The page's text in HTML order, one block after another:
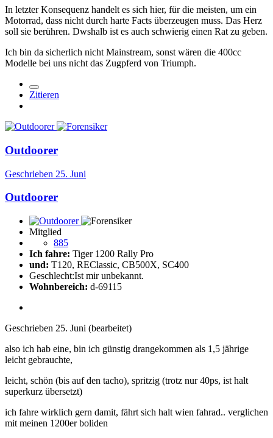
In letzter Konsequenz handelt es sich hier, für die meisten, um ein
Motorrad, dass nicht durch harte Facts überzeugen muss. Das Herz
soll sie berühren. Dwshalb ist es auch schwierig einen Rat zu geben.
Ich bin da sicherlich nicht Mainstream, sonst wären die 400cc
Modelle bei uns nicht das Zugpferd von Triumph.
Zitieren
Outdoorer
Geschrieben 25. Juni
Outdoorer
Mitglied
885
Ich fahre: Tiger 1200 Rally Pro
und: T120, REClassic, CB500X, SC400
Geschlecht:Ist mir unbekannt.
Wohnbereich: d-69115
Geschrieben 25. Juni (bearbeitet)
also ich hab eine, bin ich günstig drangekommen als 1,5 jährige
leicht gebrauchte,
leicht, schön (bis auf den tacho), spritzig (trotz nur 40ps, ist halt
superkurz übersetzt)
ich fahre wirklich gern damit, fährt sich halt wien fahrad.. verglichen
mit meinen 1200er boliden